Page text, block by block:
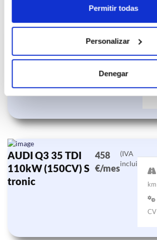
Permitir todas
Personalizar
Denegar
AUDI Q3 S line 35
(150CV) S tronic
473
incluido)
AUDI Q3 35 TDI
110kW (150CV) S
tronic
458
€/mes
(IVA
incluido)
km
CV